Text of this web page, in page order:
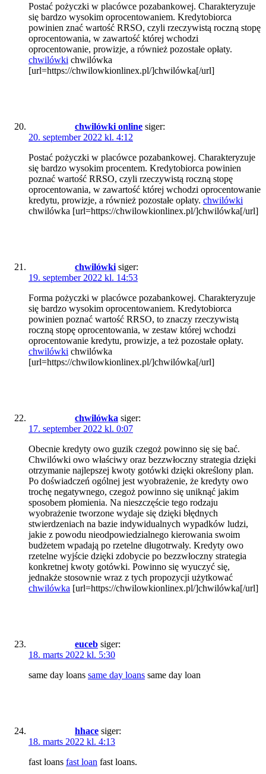
Postać pożyczki w placówce pozabankowej. Charakteryzuje
się bardzo wysokim oprocentowaniem. Kredytobiorca
powinien znać wartość RRSO, czyli rzeczywistą roczną stopę
oprocentowania, w zawartość której wchodzi
oprocentowanie, prowizje, a również pozostałe opłaty.
chwilówki chwilówka
[url=https://chwilowkionlinex.pl/]chwilówka[/url]
chwilówki online siger:
20. september 2022 kl. 4:12
Postać pożyczki w placówce pozabankowej. Charakteryzuje
się bardzo wysokim procentem. Kredytobiorca powinien
poznać wartość RRSO, czyli rzeczywistą roczną stopę
oprocentowania, w zawartość której wchodzi oprocentowanie
kredytu, prowizje, a również pozostałe opłaty. chwilówki
chwilówka [url=https://chwilowkionlinex.pl/]chwilówka[/url]
chwilówki siger:
19. september 2022 kl. 14:53
Forma pożyczki w placówce pozabankowej. Charakteryzuje
się bardzo wysokim oprocentowaniem. Kredytobiorca
powinien poznać wartość RRSO, to znaczy rzeczywistą
roczną stopę oprocentowania, w zestaw której wchodzi
oprocentowanie kredytu, prowizje, a też pozostałe opłaty.
chwilówki chwilówka
[url=https://chwilowkionlinex.pl/]chwilówka[/url]
chwilówka siger:
17. september 2022 kl. 0:07
Obecnie kredyty owo guzik czegoż powinno się się bać.
Chwilówki owo właściwy oraz bezzwłoczny strategia dzięki
otrzymanie najlepszej kwoty gotówki dzięki określony plan.
Po doświadczeń ogólnej jest wyobrażenie, że kredyty owo
trochę negatywnego, czegoż powinno się uniknąć jakim
sposobem płomienia. Na nieszczęście tego rodzaju
wyobrażenie tworzone wydaje się dzięki błędnych
stwierdzeniach na bazie indywidualnych wypadków ludzi,
jakie z powodu nieodpowiedzialnego kierowania swoim
budżetem wpadają po rzetelne długotrwały. Kredyty owo
rzetelne wyjście dzięki zdobycie po bezzwłoczny strategia
konkretnej kwoty gotówki. Powinno się wyuczyć się,
jednakże stosownie wraz z tych propozycji użytkować
chwilówka [url=https://chwilowkionlinex.pl/]chwilówka[/url]
euceb siger:
18. marts 2022 kl. 5:30
same day loans same day loans same day loan
hhace siger:
18. marts 2022 kl. 4:13
fast loans fast loan fast loans.